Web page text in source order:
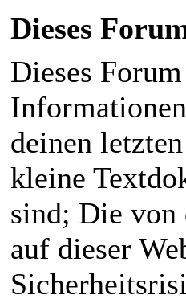
Dieses
Dieses
deinen
kleine
sind; Die von
auf dieser